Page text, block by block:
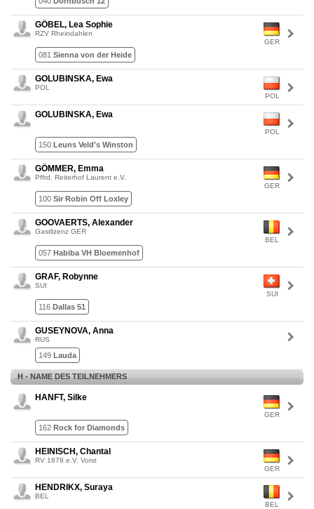
GER
GÖBEL, Lea Sophie
RZV Rheindahlen
081 Sienna von der Heide
POL
GOLUBINSKA, Ewa
POL
POL
GOLUBINSKA, Ewa
150 Leuns Veld's Winston
GER
GÖMMER, Emma
Pffrd. Reiterhof Laurent e.V.
100 Sir Robin Off Loxley
BEL
GOOVAERTS, Alexander
Gastlizenz GER
057 Habiba VH Bloemenhof
SUI
GRAF, Robynne
SUI
116 Dallas 51
GUSEYNOVA, Anna
RUS
149 Lauda
H - NAME DES TEILNEHMERS
GER
HANFT, Silke
162 Rock for Diamonds
GER
HEINISCH, Chantal
RV 1878 e.V. Vorst
BEL
HENDRIKX, Suraya
BEL